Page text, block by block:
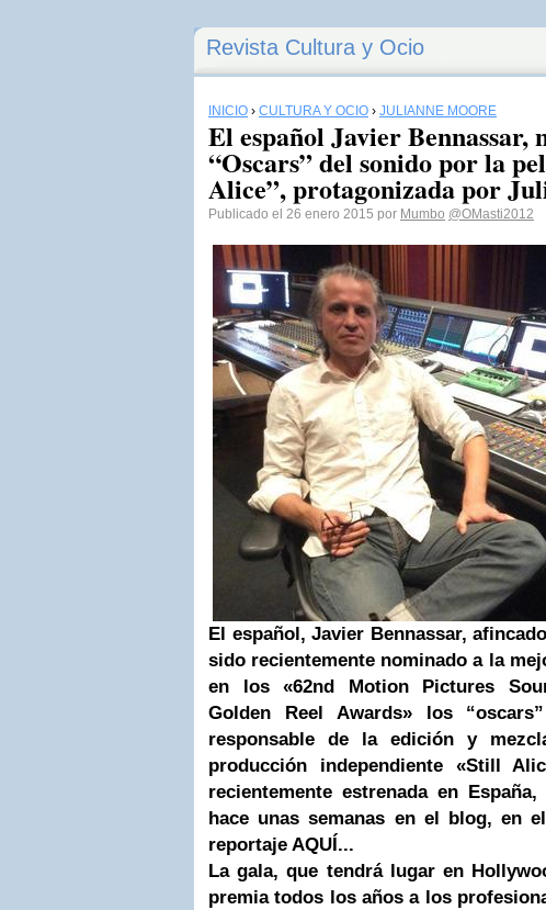
Revista Cultura y Ocio
INICIO › CULTURA Y OCIO › JULIANNE MOORE
El español Javier Bennassar,
“Oscars” del sonido por la
Alice”, protagonizada por
Publicado el 26 enero 2015 por Mumbo @OMasti2012
El español, Javier Bennassar,
sido recientemente nominado a la
en los «62nd Motion Pictures
Golden Reel Awards» los
responsable de la edición y
producción independiente «Still
recientemente estrenada en
hace unas semanas en el blog, en
reportaje AQUÍ...
La gala, que tendrá lugar en
premia todos los años a los